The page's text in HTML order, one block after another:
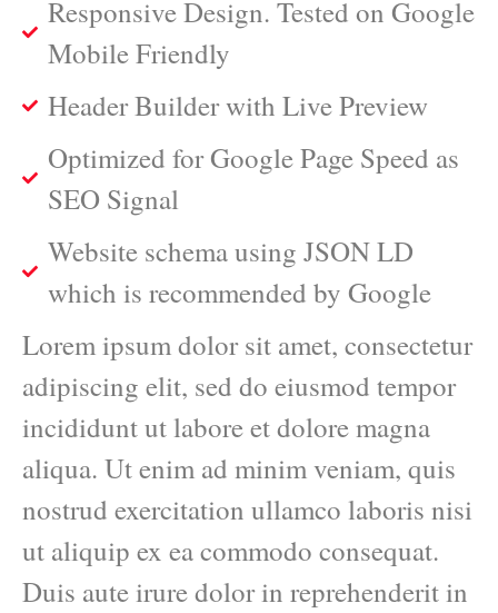
Responsive Design. Tested on Google
Mobile Friendly
Header Builder with Live Preview
Optimized for Google Page Speed as
SEO Signal
Website schema using JSON LD
which is recommended by Google
Lorem ipsum dolor sit amet, consectetur
adipiscing elit, sed do eiusmod tempor
incididunt ut labore et dolore magna
aliqua. Ut enim ad minim veniam, quis
nostrud exercitation ullamco laboris nisi
ut aliquip ex ea commodo consequat.
Duis aute irure dolor in reprehenderit in